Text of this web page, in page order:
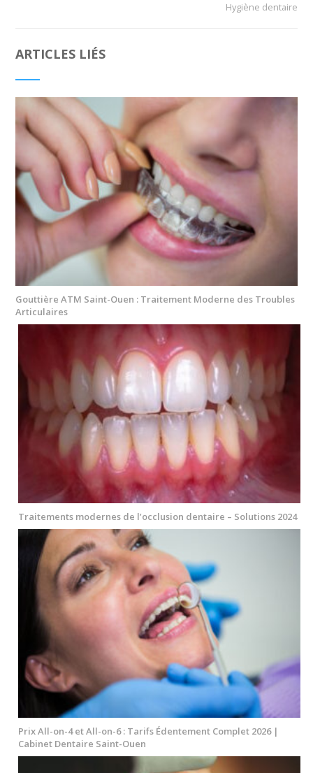
Hygiène dentaire
ARTICLES LIÉS
Gouttière ATM Saint-Ouen : Traitement Moderne des Troubles
Articulaires
Traitements modernes de l’occlusion dentaire – Solutions 2024
Prix All-on-4 et All-on-6 : Tarifs Édentement Complet 2026 |
Cabinet Dentaire Saint-Ouen